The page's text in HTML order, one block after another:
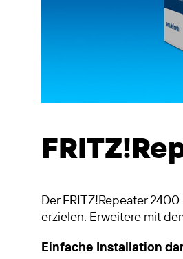
Der FRITZ!Repeater
erzielen. Erweitere mit
Einfache Installation